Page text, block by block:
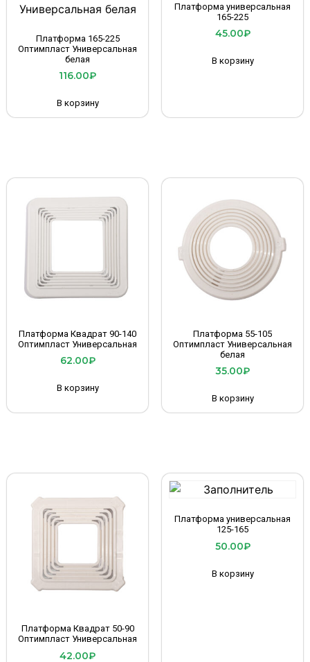
Платформа 165-225
Оптимпласт Универсальная
белая
116.00₽
В корзину
Платформа универсальная
165-225
45.00₽
В корзину
Платформа Квадрат 90-140
Оптимпласт Универсальная
62.00₽
В корзину
Платформа 55-105
Оптимпласт Универсальная
белая
35.00₽
В корзину
Платформа Квадрат 50-90
Оптимпласт Универсальная
42.00₽
Платформа универсальная
125-165
50.00₽
В корзину